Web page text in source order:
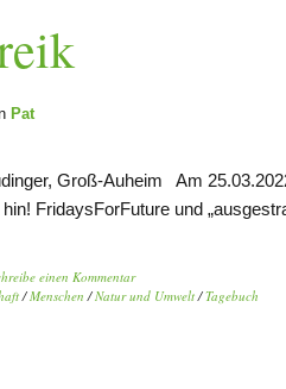
Pat
Groß-Auheim Am
FridaysForFuture und
einen Kommentar
/Menschen /Natur und Umwelt /Tagebuch